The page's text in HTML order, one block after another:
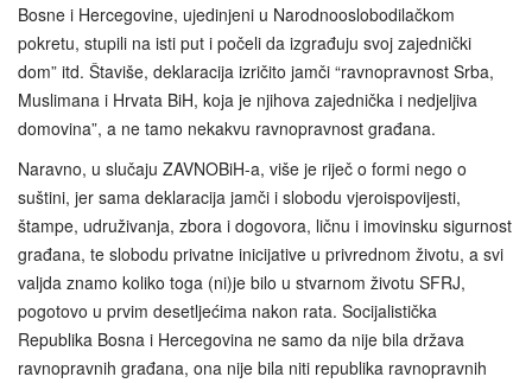
Bosne i Hercegovine, ujedinjeni u Narodnooslobodilačkom
pokretu, stupili na isti put i počeli da izgrađuju svoj zajednički
dom” itd. Štaviše, deklaracija izričito jamči “ravnopravnost Srba,
Muslimana i Hrvata BiH, koja je njihova zajednička i nedjeljiva
domovina”, a ne tamo nekakvu ravnopravnost građana.
Naravno, u slučaju ZAVNOBiH-a, više je riječ o formi nego o
suštini, jer sama deklaracija jamči i slobodu vjeroispovijesti,
štampe, udruživanja, zbora i dogovora, ličnu i imovinsku sigurnost
građana, te slobodu privatne inicijative u privrednom životu, a svi
valjda znamo koliko toga (ni)je bilo u stvarnom životu SFRJ,
pogotovo u prvim desetljećima nakon rata. Socijalistička
Republika Bosna i Hercegovina ne samo da nije bila država
ravnopravnih građana, ona nije bila niti republika ravnopravnih